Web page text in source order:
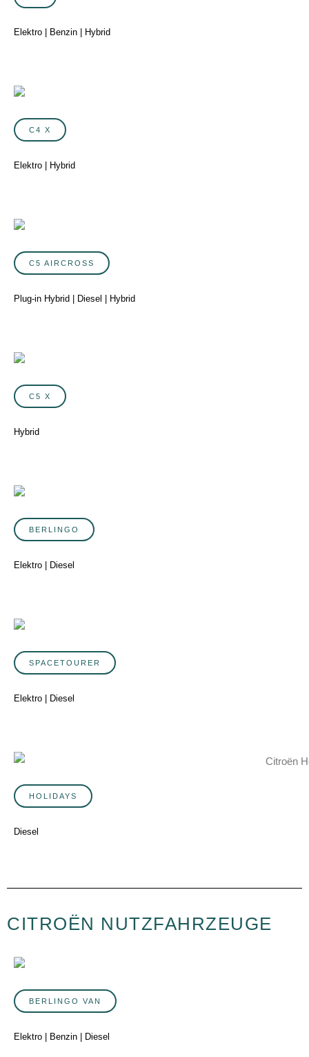
Elektro | Benzin | Hybrid
C4 X
Elektro | Hybrid
C5 AIRCROSS
Plug-in Hybrid | Diesel | Hybrid
C5 X
Hybrid
BERLINGO
Elektro | Diesel
SPACETOURER
Elektro | Diesel
HOLIDAYS
Diesel
CITROËN NUTZFAHRZEUGE
BERLINGO VAN
Elektro | Benzin | Diesel